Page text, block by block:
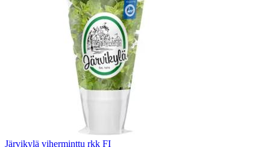
Järvikylä viherminttu rkk FI